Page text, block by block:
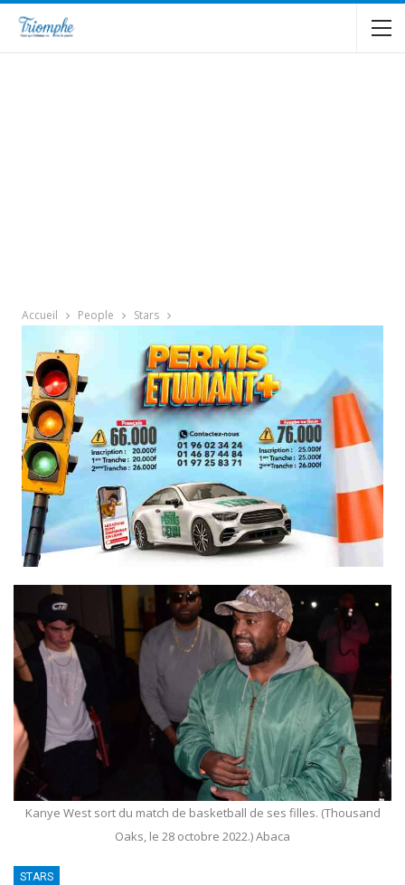
Accueil People Stars
Kanye West sort du match de basketball de ses filles. (Thousand
Oaks, le 28 octobre 2022.) Abaca
STARS